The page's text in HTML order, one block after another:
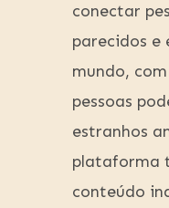
conectar
parecidos e
mundo,
pessoas
estranhos
plataforma
conteúdo